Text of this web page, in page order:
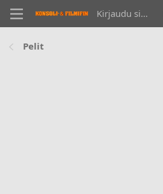
Kirjaudu sisään
Pelit